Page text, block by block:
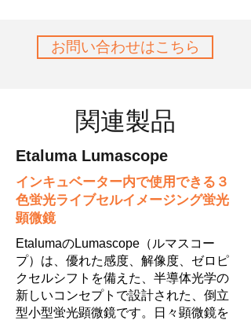
お問い合わせはこちら
関連製品
Etaluma Lumascope
インキュベーター内で使用できる３
色蛍光ライブセルイメージング蛍光
顕微鏡
EtalumaのLumascope（ルマスコー
プ）は、優れた感度、解像度、ゼロピ
クセルシフトを備えた、半導体光学の
新しいコンセプトで設計された、倒立
型小型蛍光顕微鏡です。日々顕微鏡を